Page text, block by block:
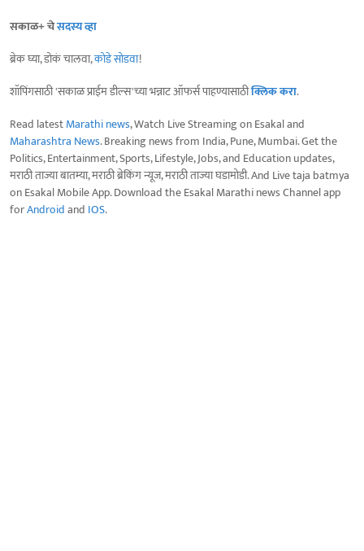
सकाळ+ चेसदस्य व्हा
ब्रेक घ्या, डोकं चालवा,कोडे सोडवा!
शॉपिंगसाठी 'सकाळ प्राईम डील्स'च्या भन्नाट ऑफर्स पाहण्यासाठीक्लिक करा.
Read latestMarathi news, Watch Live Streaming on Esakal and
Maharashtra News. Breaking news from India, Pune, Mumbai. Get the
Politics, Entertainment, Sports, Lifestyle, Jobs, and Education updates,
मराठी ताज्या बातम्या, मराठी ब्रेकिंग न्यूज, मराठी ताज्या घडामोडी. And Live taja batmya
on Esakal Mobile App. Download the Esakal Marathi news Channel app
forAndroidand IOS.